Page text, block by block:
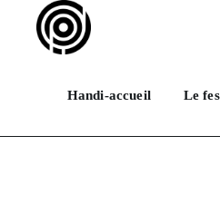
Handi-accueil Le